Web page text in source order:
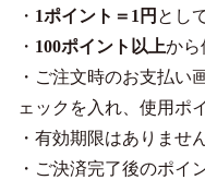
・ 1ポイント＝1円 とし
・ 100ポイント以上から
・ご注文時のお支払い
ェックを入れ、使用ポ
・有効期限はありません
・ご決済完了後のポイ